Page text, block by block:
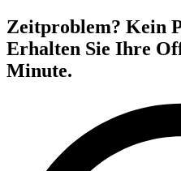
Zeitproblem? Kein
Erhalten Sie Ihre
Minute.